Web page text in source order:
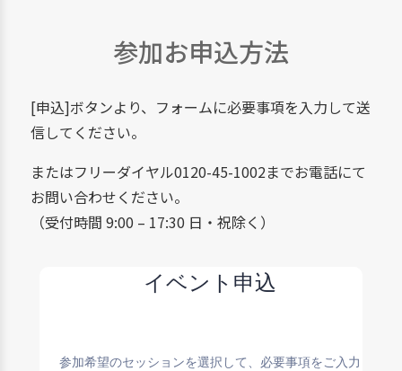
参加お申込方法
[申込]ボタンより、フォームに必要事項を入力して送
信してください。
またはフリーダイヤル0120-45-1002までお電話にて
お問い合わせください。
（受付時間 9:00 – 17:30 日・祝除く）
イベント申込
参加希望のセッションを選択して、必要事項をご入力